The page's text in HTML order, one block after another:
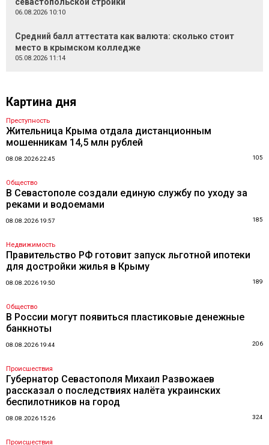
06.08.2026 10:10
Средний балл аттестата как валюта: сколько стоит
место в крымском колледже
05.08.2026 11:14
Картина дня
Преступность
Жительница Крыма отдала дистанционным
мошенникам 14,5 млн рублей
08.08.2026 22:45 105
Общество
В Севастополе создали единую службу по уходу за
реками и водоемами
08.08.2026 19:57 185
Недвижимость
Правительство РФ готовит запуск льготной ипотеки
для достройки жилья в Крыму
08.08.2026 19:50 189
Общество
В России могут появиться пластиковые денежные
банкноты
08.08.2026 19:44 206
Происшествия
Губернатор Севастополя Михаил Развожаев
рассказал о последствиях налёта украинских
беспилотников на город
08.08.2026 15:26 324
Происшествия